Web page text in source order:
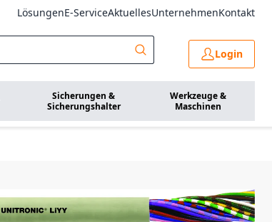
LösungenE-ServiceAktuellesUnternehmenKontakt
Login
Sicherungen &
Sicherungshalter
Werkzeuge &
Maschinen